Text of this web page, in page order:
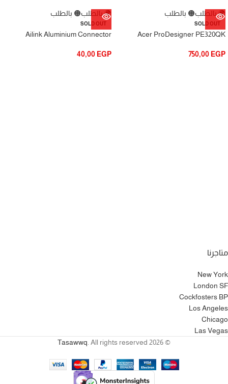
🌍 بالطلب🟠 بالطلب
SOLD OUT
Acer ProDesigner PE320QK
750,00 EGP
🌍 بالطلب🟠 بالطلب
SOLD OUT
Ailink Aluminium Connector
40,00 EGP
متاجرنا
New York
London SF
Cockfosters BP
Los Angeles
Chicago
Las Vegas
© 2026
Tasawwq. All rights reserved